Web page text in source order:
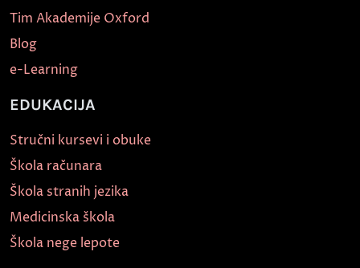
Tim Akademije Oxford
Blog
e-Learning
EDUKACIJA
Stručni kursevi i obuke
Škola računara
Škola stranih jezika
Medicinska škola
Škola nege lepote